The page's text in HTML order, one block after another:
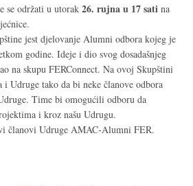
se održati u utorak 26. rujna u 17 sati na
jest djelovanje Alumni odbora kojeg je
godine. Ideje i dio svog dosadašnjeg
na skupu FERConnect. Na ovoj Skupštini
Udruge tako da bi neke članove odbora
Time bi omogućili odboru da
i kroz našu Udrugu.
članovi Udruge AMAC-Alumni FER.